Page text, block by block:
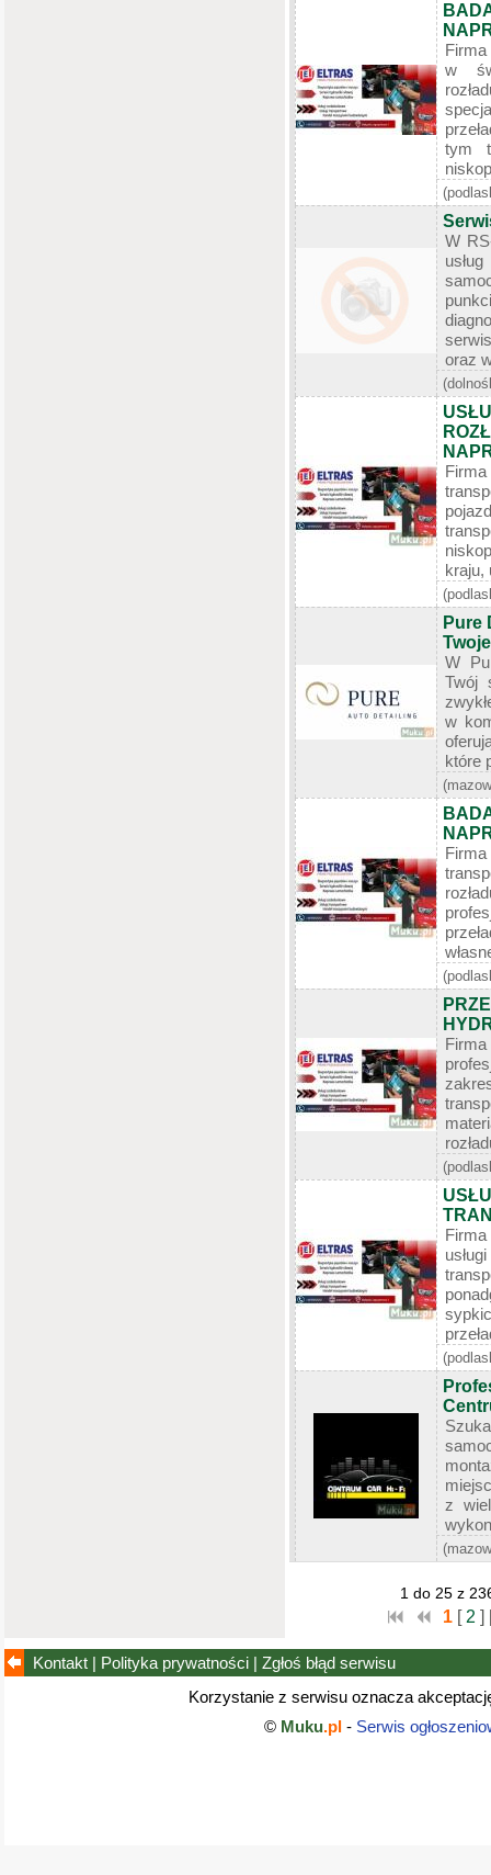
w
tym
W
oraz
kraju,
Pure
W
Twój
w
które
Firma
z
1 do 25 z
1 [ 2 ]
Kontakt | Polityka prywatności | Zgłoś błąd serwisu
Korzystanie z serwisu oznacza
© Muku.pl- Serwis